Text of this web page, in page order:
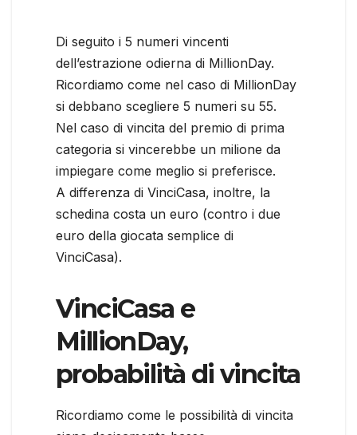
Di seguito i 5 numeri vincenti
dell’estrazione odierna di MillionDay.
Ricordiamo come nel caso di MillionDay
si debbano scegliere 5 numeri su 55.
Nel caso di vincita del premio di prima
categoria si vincerebbe un milione da
impiegare come meglio si preferisce.
A differenza di VinciCasa, inoltre, la
schedina costa un euro (contro i due
euro della giocata semplice di
VinciCasa).
VinciCasa e
MillionDay,
probabilità di vincita
Ricordiamo come le possibilità di vincita